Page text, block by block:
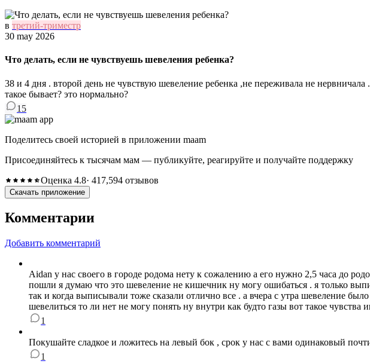
в третий-триместр
30 may 2026
Что делать, если не чувствуешь шевеления ребенка?
38 и 4 дня . второй день не чувствую шевеление ребенка ,не переживала не
такое бывает? это нормально?
15
Поделитесь своей историей в приложении maam
Присоединяйтесь к тысячам мам — публикуйте, реагируйте и получайте поддержку
Оценка 4.8· 417,594 отзывов
Скачать приложение
Комментарии
Добавить комментарий
Aidan у нас своего в городе родома нету к сожалению а его нужно 2,5 часа до
пошли я думаю что это шевеление не кишечник ну могу ошибаться . я только
так и когда выписывали тоже сказали отлично все . а вчера с утра шевеление
шевелиться то ли нет не могу понять ну внутри как будто газы вот такое чувства
1
Покушайте сладкое и ложитесь на левый бок , срок у нас с вами одинаковый
1